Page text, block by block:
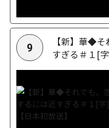
9
【新】華◆
すぎる＃１[